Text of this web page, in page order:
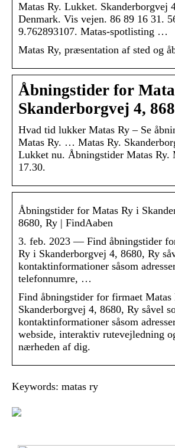
Matas Ry. Lukket. Skanderborgvej
Denmark. Vis vejen. 86 89 16 31.
9.762893107. Matas-spotlisting …
Matas Ry, præsentation af sted og
Åbningstider for
Skanderborgvej 4,
Hvad tid lukker Matas Ry – Se
Matas Ry. … Matas Ry.
Lukket nu. Åbningstider Matas Ry.
17.30.
Åbningstider for Matas Ry i
8680, Ry | FindAaben
3. feb. 2023 — Find åbningstider
Ry i Skanderborgvej 4, 8680, Ry
kontaktinformationer såsom
telefonnumre, …
Find åbningstider for firmaet Matas
Skanderborgvej 4, 8680, Ry såvel
kontaktinformationer såsom
webside, interaktiv rutevejledning
nærheden af dig.
Keywords: matas ry